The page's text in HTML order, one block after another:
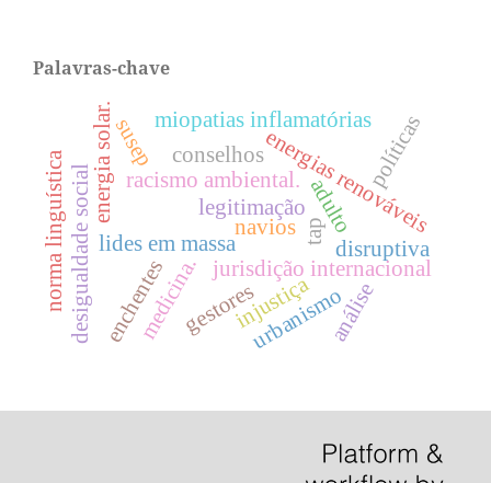
Palavras-chave
jurisdição internacional
lides em massa
desigualdade social injustiça
racismo ambiental.
norma linguística legitimaçãoenergias renováveis
energia solar.
gestores
miopatias inflamatórias
adulto
medicina. urbanismo
enchentes
políticas
susep
tap
conselhos
análise
disruptiva
navios